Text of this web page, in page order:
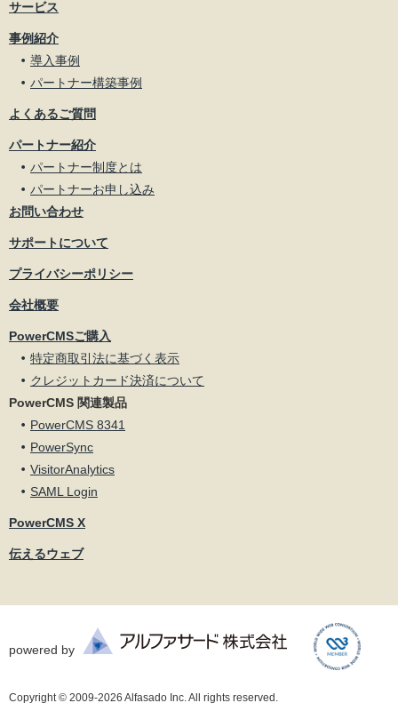
サービス
事例紹介
導入事例
パートナー構築事例
よくあるご質問
パートナー紹介
パートナー制度とは
パートナーお申し込み
お問い合わせ
サポートについて
プライバシーポリシー
会社概要
PowerCMSご購入
特定商取引法に基づく表示
クレジットカード決済について
PowerCMS 関連製品
PowerCMS 8341
PowerSync
VisitorAnalytics
SAML Login
PowerCMS X
伝えるウェブ
Copyright © 2009-2026 Alfasado Inc. All rights reserved.
powered by